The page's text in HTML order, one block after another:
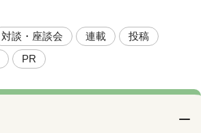
対談・座談会 連載
投稿
PR